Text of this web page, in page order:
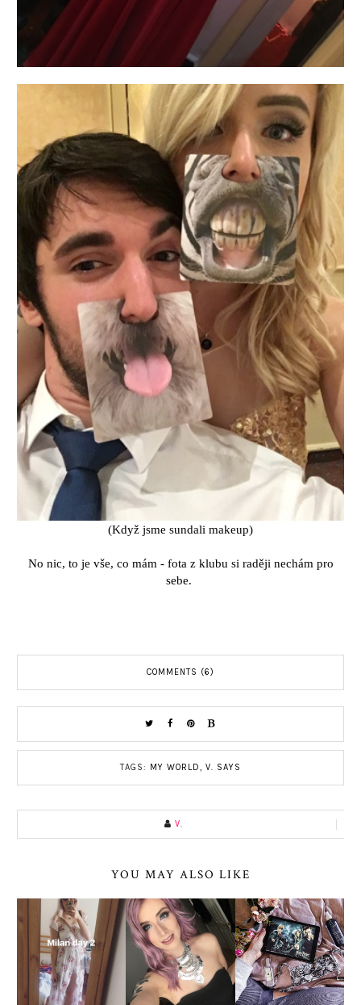
(Když jsme sundali makeup)
No nic, to je vše, co mám - fota z klubu si raději nechám pro
sebe.
COMMENTS (6)
TAGS: MY WORLD, V. SAYS
V.
YOU MAY ALSO LIKE